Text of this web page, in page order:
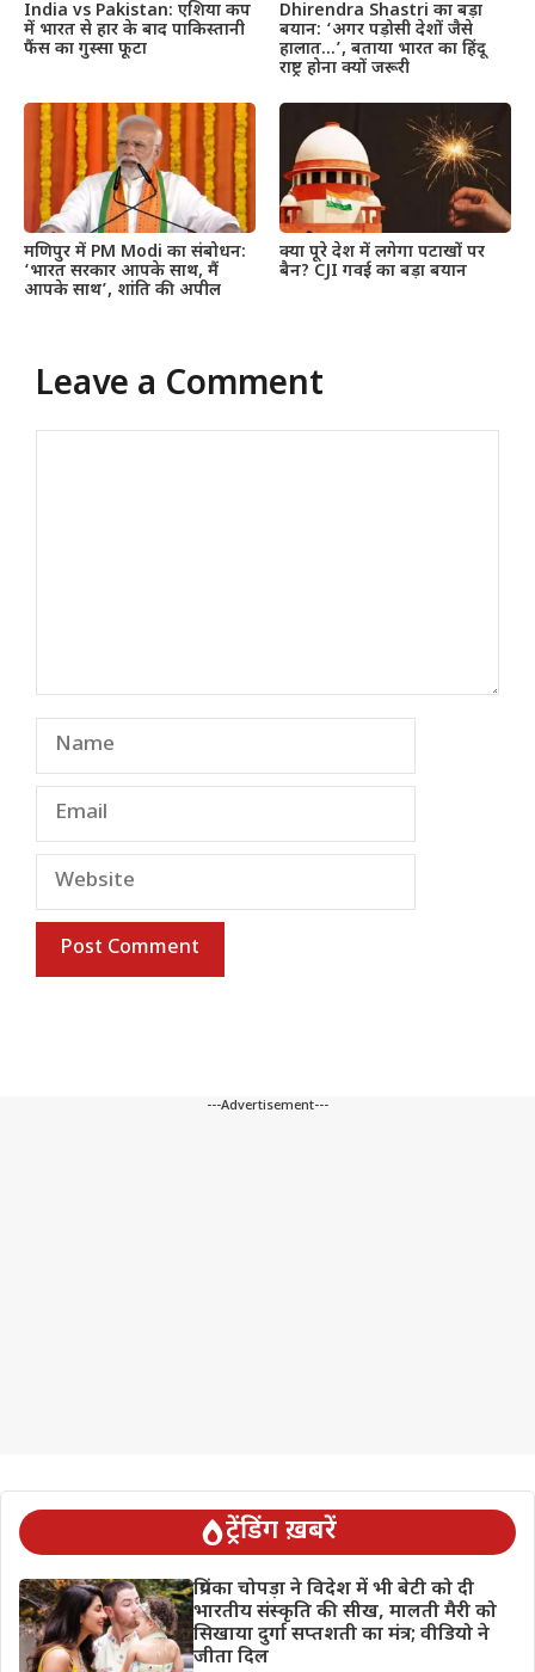
India vs Pakistan: एशिया कप
में भारत से हार के बाद पाकिस्तानी
फैंस का गुस्सा फूटा
Dhirendra Shastri का बड़ा
बयान: ‘अगर पड़ोसी देशों जैसे
हालात…’, बताया भारत का हिंदू
राष्ट्र होना क्यों जरूरी
मणिपुर में PM Modi का संबोधन:
‘भारत सरकार आपके साथ, मैं
आपके साथ’, शांति की अपील
क्या पूरे देश में लगेगा पटाखों पर
बैन? CJI गवई का बड़ा बयान
Leave a Comment
Name
Email
Website
---Advertisement---
ट्रेंडिंग ख़बरें
प्रियंका चोपड़ा ने विदेश में भी बेटी को दी
भारतीय संस्कृति की सीख, मालती मैरी को
सिखाया दुर्गा सप्तशती का मंत्र; वीडियो ने
जीता दिल